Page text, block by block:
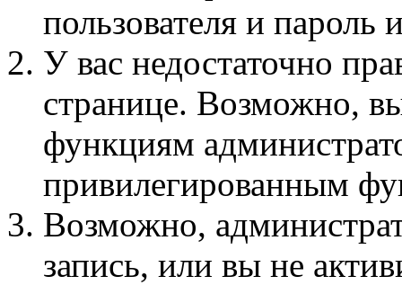
пользователя и пароль
У вас недостаточно
странице. Возможно,
функциям
привилегированным
Возможно,
запись, или вы не